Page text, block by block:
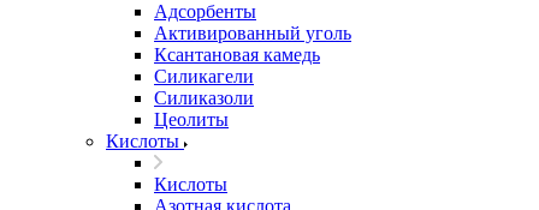
Адсорбенты
Активированный уголь
Ксантановая камедь
Силикагели
Силиказоли
Цеолиты
Кислоты
Кислоты
Азотная кислота